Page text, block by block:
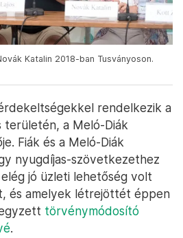
Katalin 2018-ban Tusványoson.
rendelkezik a
területén, a Meló-Diák
Fiák és a Meló-Diák
nyugdíjas-szövetkezethez
jó üzleti lehetőség volt
és amelyek létrejöttét éppen
törvénymódosító
.